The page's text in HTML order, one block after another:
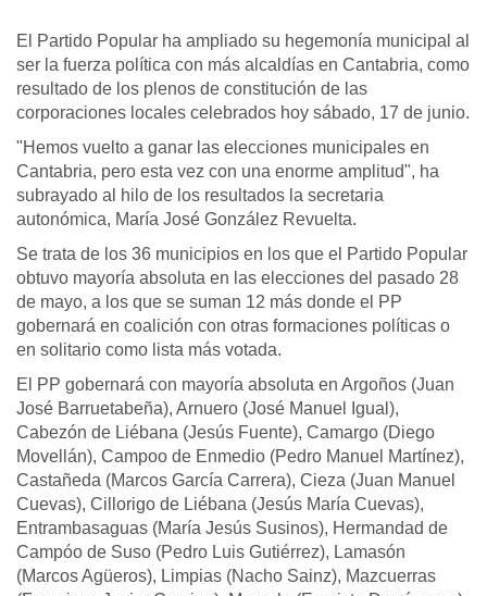
El Partido Popular ha ampliado su hegemonía municipal al
ser la fuerza política con más alcaldías en Cantabria, como
resultado de los plenos de constitución de las
corporaciones locales celebrados hoy sábado, 17 de junio.
"Hemos vuelto a ganar las elecciones municipales en
Cantabria, pero esta vez con una enorme amplitud", ha
subrayado al hilo de los resultados la secretaria
autonómica, María José González Revuelta.
Se trata de los 36 municipios en los que el Partido Popular
obtuvo mayoría absoluta en las elecciones del pasado 28
de mayo, a los que se suman 12 más donde el PP
gobernará en coalición con otras formaciones políticas o
en solitario como lista más votada.
El PP gobernará con mayoría absoluta en Argoños (Juan
José Barruetabeña), Arnuero (José Manuel Igual),
Cabezón de Liébana (Jesús Fuente), Camargo (Diego
Movellán), Campoo de Enmedio (Pedro Manuel Martínez),
Castañeda (Marcos García Carrera), Cieza (Juan Manuel
Cuevas), Cillorigo de Liébana (Jesús María Cuevas),
Entrambasaguas (María Jesús Susinos), Hermandad de
Campóo de Suso (Pedro Luis Gutiérrez), Lamasón
(Marcos Agüeros), Limpias (Nacho Sainz), Mazcuerras